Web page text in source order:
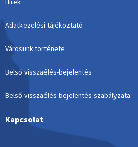
Adatkezelési tájékoztató
Városunk története
Belső visszaélés-bejelentés
Belső visszaélés-bejelentés szabályzata
Kapcsolat